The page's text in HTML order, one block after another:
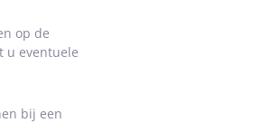
op de
u eventuele
bij een